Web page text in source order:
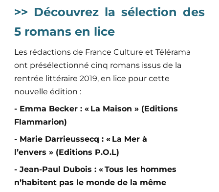
>> Découvrez la sélection des
5 romans en lice
Les rédactions de France Culture et Télérama
ont présélectionné cinq romans issus de la
rentrée littéraire 2019, en lice pour cette
nouvelle édition :
- Emma Becker : « La Maison » (Editions
Flammarion)
- Marie Darrieussecq : « La Mer à
l’envers » (Editions P.O.L)
- Jean-Paul Dubois : « Tous les hommes
n’habitent pas le monde de la même